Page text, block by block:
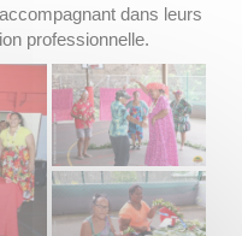
dans leurs
professionnelle.